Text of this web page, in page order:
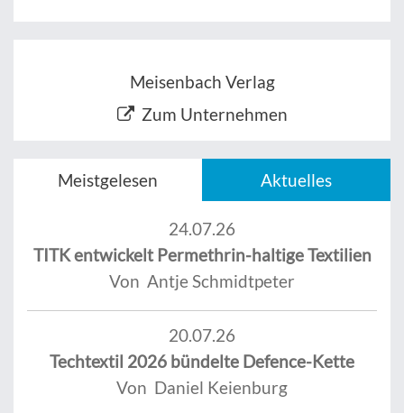
Meisenbach Verlag
Zum Unternehmen
Meistgelesen Aktuelles
24.07.26
TITK entwickelt Permethrin-haltige Textilien
Von Antje Schmidtpeter
20.07.26
Techtextil 2026 bündelte Defence-Kette
Von Daniel Keienburg